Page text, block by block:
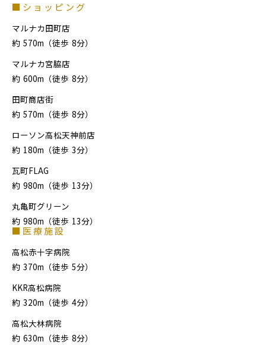
■ショッピング
マルナカ田町店
約 570m（徒歩 8分）
マルナカ宮脇店
約 600m（徒歩 8分）
田町商店街
約 570m（徒歩 8分）
ローソン高松天神前店
約 180m（徒歩 3分）
瓦町FLAG
約 980m（徒歩 13分）
丸亀町グリーン
約 980m（徒歩 13分）
■医療施設
高松赤十字病院
約 370m（徒歩 5分）
KKR高松病院
約 320m（徒歩 4分）
高松大林病院
約 630m（徒歩 8分）